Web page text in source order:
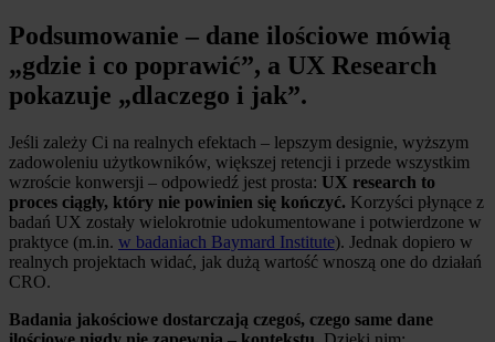
Podsumowanie – dane ilościowe mówią
„gdzie i co poprawić”, a UX Research
pokazuje „dlaczego i jak”.
Jeśli zależy Ci na realnych efektach – lepszym designie, wyższym
zadowoleniu użytkowników, większej retencji i przede wszystkim
wzroście konwersji – odpowiedź jest prosta: UX research to
proces ciągły, który nie powinien się kończyć. Korzyści płynące z
badań UX zostały wielokrotnie udokumentowane i potwierdzone w
praktyce (m.in. w badaniach Baymard Institute). Jednak dopiero w
realnych projektach widać, jak dużą wartość wnoszą one do działań
CRO.
Badania jakościowe dostarczają czegoś, czego same dane